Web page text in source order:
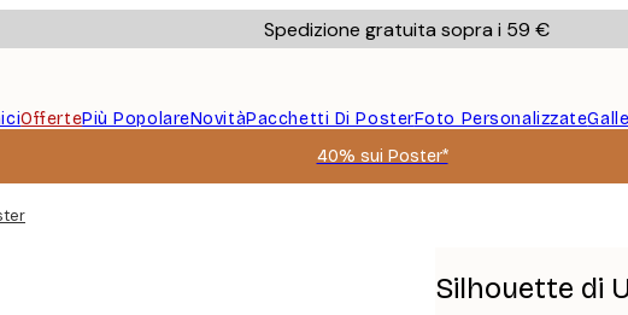
Spedizione gratuita sopra i 59 €
OffertePiù PopolareNovitàPacchetti Di PosterFoto Personalizzate
40% sui Poster*
Silhouette di